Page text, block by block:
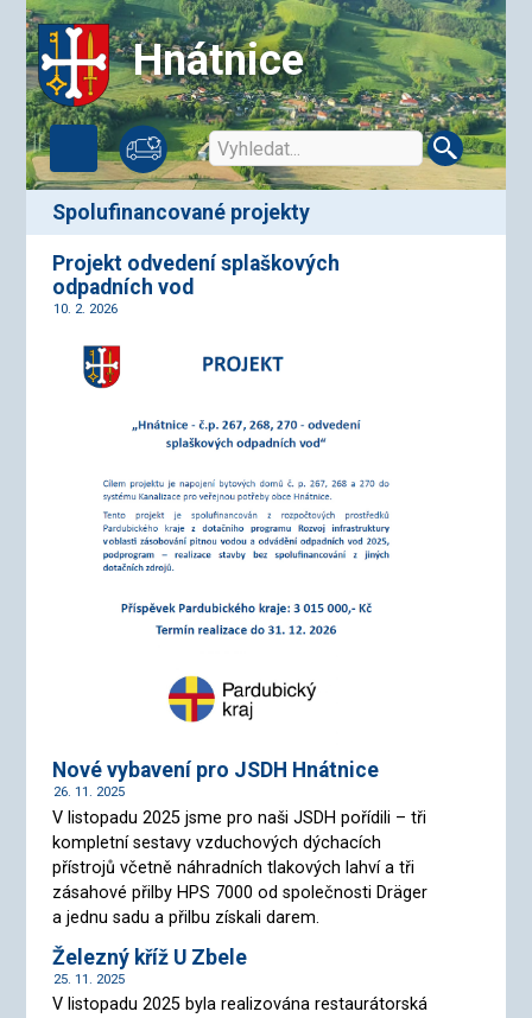
Hnátnice
spolufinancované projekty
Projekt odvedení splaškových
odpadních vod
10. 2. 2026
Nové vybavení pro JSDH Hnátnice
26. 11. 2025
V listopadu 2025 jsme pro naši JSDH pořídili – tři
kompletní sestavy vzduchových dýchacích
přístrojů včetně náhradních tlakových lahví a tři
zásahové přilby HPS 7000 od společnosti Dräger
a jednu sadu a přilbu získali darem.
Železný kříž U Zbele
25. 11. 2025
V listopadu 2025 byla realizována restaurátorská